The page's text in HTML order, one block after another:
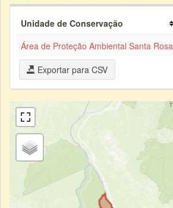
Unidade de Conservação
Área de Proteção Ambiental Santa Rosa
Exportar para CSV